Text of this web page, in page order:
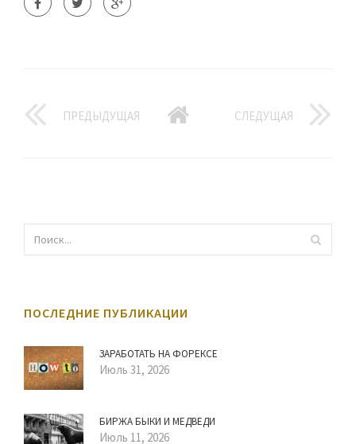
ПРЕДЫДУЩАЯ СЛЕДУЩАЯ
ПОСЛЕДНИЕ ПУБЛИКАЦИИ
ЗАРАБОТАТЬ НА ФОРЕКСЕ
Июль 31, 2026
БИРЖА БЫКИ И МЕДВЕДИ
Июль 11, 2026